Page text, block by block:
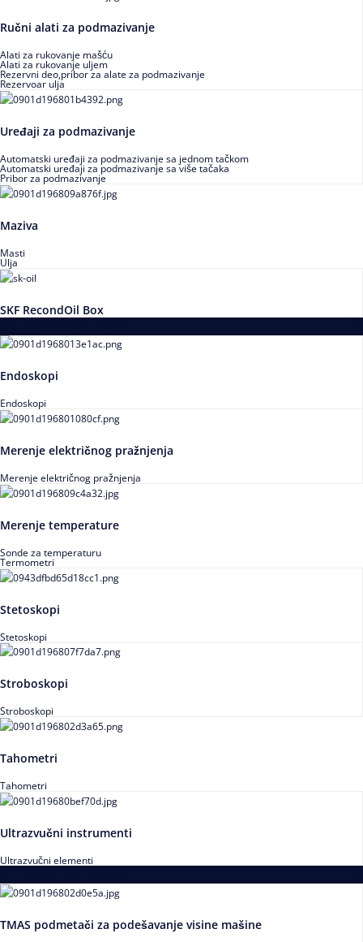
Ručni alati za podmazivanje
Alati za rukovanje mašću
Alati za rukovanje uljem
Rezervni deo,pribor za alate za podmazivanje
Rezervoar ulja
Uređaji za podmazivanje
Automatski uređaji za podmazivanje sa jednom tačkom
Automatski uređaji za podmazivanje sa više tačaka
Pribor za podmazivanje
Maziva
Masti
Ulja
SKF RecondOil Box
Endoskopi
Endoskopi
Merenje električnog pražnjenja
Merenje električnog pražnjenja
Merenje temperature
Sonde za temperaturu
Termometri
Stetoskopi
Stetoskopi
Stroboskopi
Stroboskopi
Tahometri
Tahometri
Ultrazvučni instrumenti
Ultrazvučni elementi
TMAS podmetači za podešavanje visine mašine